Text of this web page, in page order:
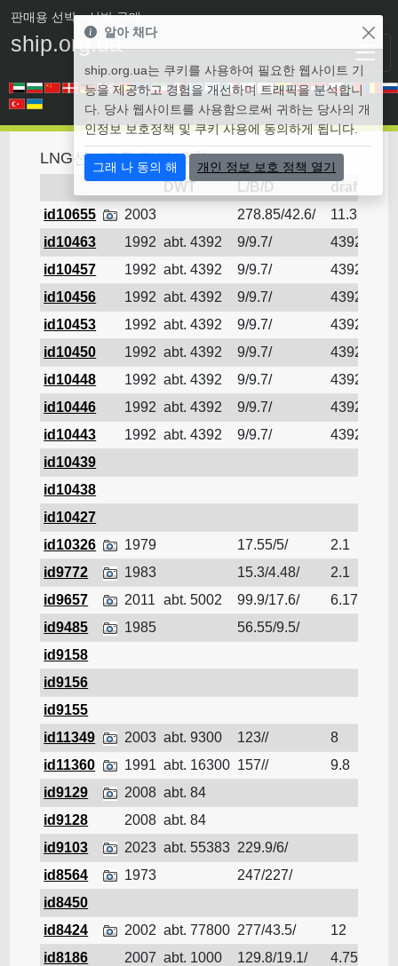
판매용 선박• 선박 구매
ship.org.ua
LNG선 - 모든 판매 요청
DWT L/B/D
draft
id10655
2003 278.85/42.6/ 11.32
id10463
1992 abt. 4392 9/9.7/ 4392
id10457
1992 abt. 4392 9/9.7/ 4392
id10456
1992 abt. 4392 9/9.7/ 4392
id10453
1992 abt. 4392 9/9.7/ 4392
id10450
1992 abt. 4392 9/9.7/ 4392
id10448
1992 abt. 4392 9/9.7/ 4392
id10446
1992 abt. 4392 9/9.7/ 4392
id10443
1992 abt. 4392 9/9.7/ 4392
id10439
id10438
id10427
id10326
1979 17.55/5/ 2.1
id9772
1983 15.3/4.48/ 2.1
id9657
2011 abt. 5002 99.9/17.6/ 6.17
id9485
1985 56.55/9.5/
id9158
id9156
id9155
id11349
2003 abt. 9300 123// 8
id11360
1991 abt. 16300 157// 9.8
id9129
2008 abt. 84
id9128
2008 abt. 84
id9103
2023 abt. 55383 229.9/6/
id8564
1973 247/227/
id8450
id8424
2002 abt. 77800 277/43.5/ 12
id8186
2007 abt. 1000 129.8/19.1/ 4.75
알아 채다
ship.org.ua는 쿠키를 사용하여 필요한 웹사이트 기
능을 제공하고 경험을 개선하며 트래픽을 분석합니
다. 당사 웹사이트를 사용함으로써 귀하는 당사의 개
인정보 보호정책 및 쿠키 사용에 동의하게 됩니다.
그래 나 동의 해 개인 정보 보호 정책 열기